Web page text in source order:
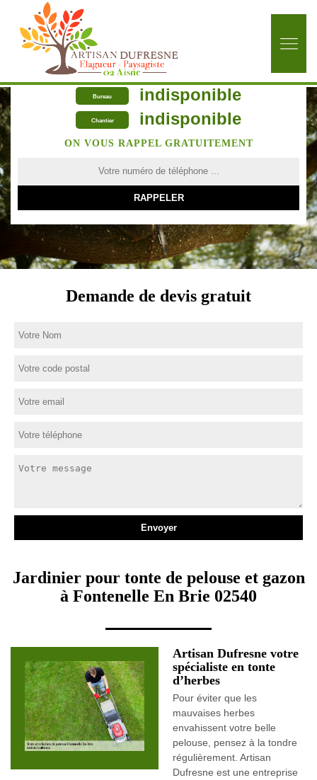
Bureau indisponible
Chantier indisponible
ON VOUS RAPPEL GRATUITEMENT
Demande de devis gratuit
Jardinier pour tonte de pelouse et gazon
à Fontenelle En Brie 02540
Artisan Dufresne votre
spécialiste en tonte
d’herbes
Pour éviter que les
mauvaises herbes
envahissent votre belle
pelouse, pensez à la tondre
régulièrement. Artisan
Dufresne est une entreprise